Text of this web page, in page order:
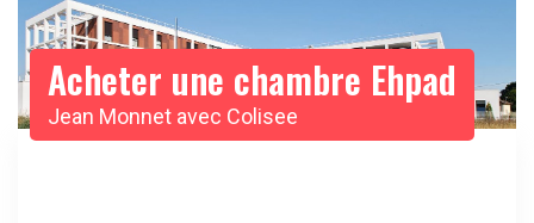
Acheter une chambre Ehpad
Jean Monnet avec Colisee